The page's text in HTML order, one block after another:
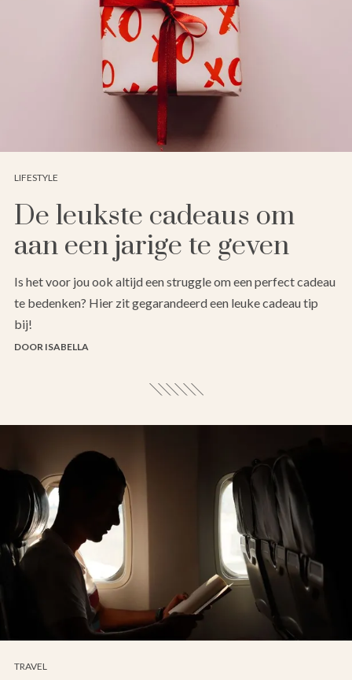
LIFESTYLE
De leukste cadeaus om
aan een jarige te geven
Is het voor jou ook altijd een struggle om een perfect cadeau
te bedenken? Hier zit gegarandeerd een leuke cadeau tip
bij!
DOOR ISABELLA
TRAVEL